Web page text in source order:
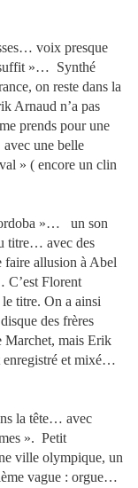
voix presque
»… Synthé
on reste dans la
Arnaud n’a pas
prends pour une
une belle
» ( encore un clin
»…
un son
titre… avec des
faire allusion à Abel
Florent
titre. On a ainsi
des frères
Marchet, mais Erik
enregistré et mixé…
la tête… avec
». Petit
ville olympique, un
vague : orgue…